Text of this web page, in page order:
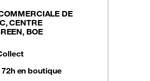
DE
CENTRE
BOE
en boutique